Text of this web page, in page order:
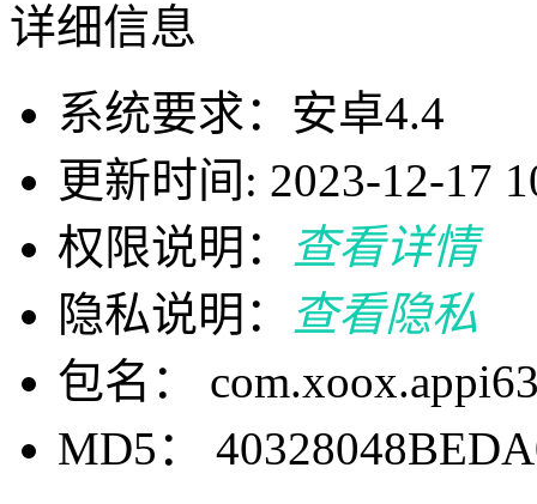
详细信息
系统要求：安卓4.4
更新时间: 2023-12-17
权限说明：
查看详情
隐私说明：
查看隐私
包名：
MD5：